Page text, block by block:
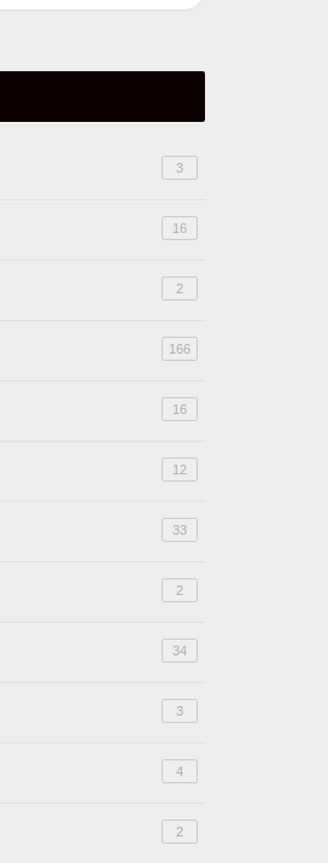
3
16
2
166
16
12
33
2
34
3
4
2